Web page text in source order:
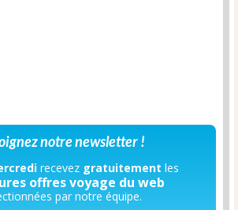
notre newsletter !
recevez gratuitement les
offres voyage du web
par notre équipe.